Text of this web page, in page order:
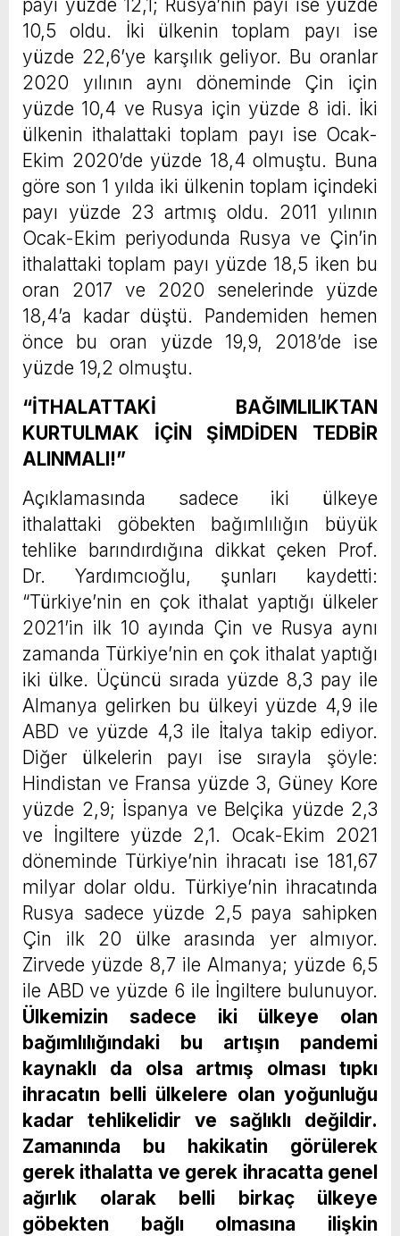
payı yüzde 12,1; Rusya’nın payı ise yüzde
10,5 oldu. İki ülkenin toplam payı ise
yüzde 22,6’ye karşılık geliyor. Bu oranlar
2020 yılının aynı döneminde Çin için
yüzde 10,4 ve Rusya için yüzde 8 idi. İki
ülkenin ithalattaki toplam payı ise Ocak-
Ekim 2020’de yüzde 18,4 olmuştu. Buna
göre son 1 yılda iki ülkenin toplam içindeki
payı yüzde 23 artmış oldu. 2011 yılının
Ocak-Ekim periyodunda Rusya ve Çin’in
ithalattaki toplam payı yüzde 18,5 iken bu
oran 2017 ve 2020 senelerinde yüzde
18,4’a kadar düştü. Pandemiden hemen
önce bu oran yüzde 19,9, 2018’de ise
yüzde 19,2 olmuştu.
“İTHALATTAKİ BAĞIMLILIKTAN
KURTULMAK İÇİN ŞİMDİDEN TEDBİR
ALINMALI!”
Açıklamasında sadece iki ülkeye
ithalattaki göbekten bağımlılığın büyük
tehlike barındırdığına dikkat çeken Prof.
Dr. Yardımcıoğlu, şunları kaydetti:
“Türkiye’nin en çok ithalat yaptığı ülkeler
2021’in ilk 10 ayında Çin ve Rusya aynı
zamanda Türkiye’nin en çok ithalat yaptığı
iki ülke. Üçüncü sırada yüzde 8,3 pay ile
Almanya gelirken bu ülkeyi yüzde 4,9 ile
ABD ve yüzde 4,3 ile İtalya takip ediyor.
Diğer ülkelerin payı ise sırayla şöyle:
Hindistan ve Fransa yüzde 3, Güney Kore
yüzde 2,9; İspanya ve Belçika yüzde 2,3
ve İngiltere yüzde 2,1. Ocak-Ekim 2021
döneminde Türkiye’nin ihracatı ise 181,67
milyar dolar oldu. Türkiye’nin ihracatında
Rusya sadece yüzde 2,5 paya sahipken
Çin ilk 20 ülke arasında yer almıyor.
Zirvede yüzde 8,7 ile Almanya; yüzde 6,5
ile ABD ve yüzde 6 ile İngiltere bulunuyor.
Ülkemizin sadece iki ülkeye olan
bağımlılığındaki bu artışın pandemi
kaynaklı da olsa artmış olması tıpkı
ihracatın belli ülkelere olan yoğunluğu
kadar tehlikelidir ve sağlıklı değildir.
Zamanında bu hakikatin görülerek
gerek ithalatta ve gerek ihracatta genel
ağırlık olarak belli birkaç ülkeye
göbekten bağlı olmasına ilişkin